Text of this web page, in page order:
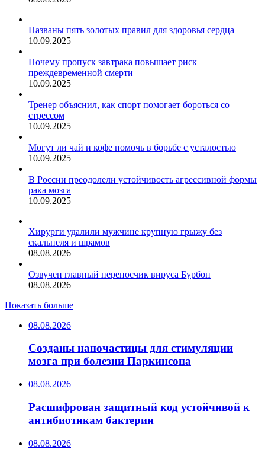
Названы пять золотых правил для здоровья сердца
10.09.2025
Почему пропуск завтрака повышает риск
преждевременной смерти
10.09.2025
Тренер объяснил, как спорт помогает бороться со
стрессом
10.09.2025
Могут ли чай и кофе помочь в борьбе с усталостью
10.09.2025
В России преодолели устойчивость агрессивной формы
рака мозга
10.09.2025
Хирурги удалили мужчине крупную грыжу без
скальпеля и шрамов
08.08.2026
Озвучен главный переносчик вируса Бурбон
08.08.2026
Показать больше
08.08.2026
Созданы наночастицы для стимуляции
мозга при болезни Паркинсона
08.08.2026
Расшифрован защитный код устойчивой к
антибиотикам бактерии
08.08.2026